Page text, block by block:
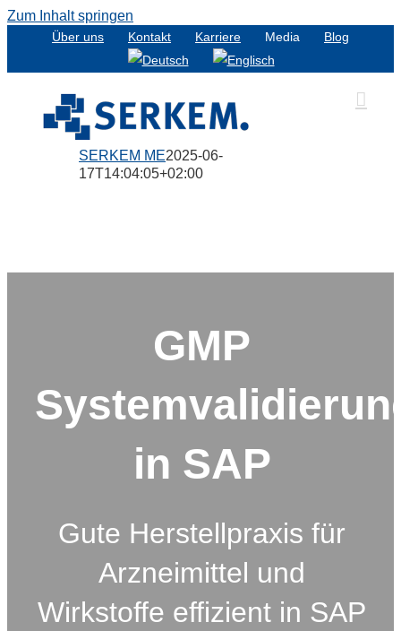
Zum Inhalt springen
Über uns Kontakt Karriere Media Blog
SERKEM ME2025-06-
17T14:04:05+02:00
GMP
in SAP
Gute Herstellpraxis für
Arzneimittel und
Wirkstoffe effizient in SAP